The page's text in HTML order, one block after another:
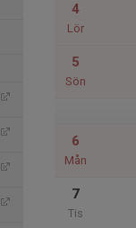
4
Lör
5
Sön
6
Mån
7
Tis